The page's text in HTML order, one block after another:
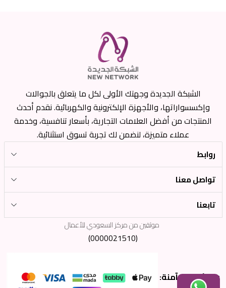
الشبكة الجديدة وجهتك الأولى لكل ما يتعلق بالجوالات
وإكسسواراتها، والأجهزة الإلكترونية والكهربائية. نقدم أحدث
المنتجات من أفضل العلامات التجارية، بأسعار تنافسية، وخدمة
عملاء متميزة، لنضمن لك تجربة تسوق استثنائية.
روابط
تواصل معنا
تابعنا
موثقين من مركز السعودي للأعمال
(0000021510)
وسائل دفع آمنة: